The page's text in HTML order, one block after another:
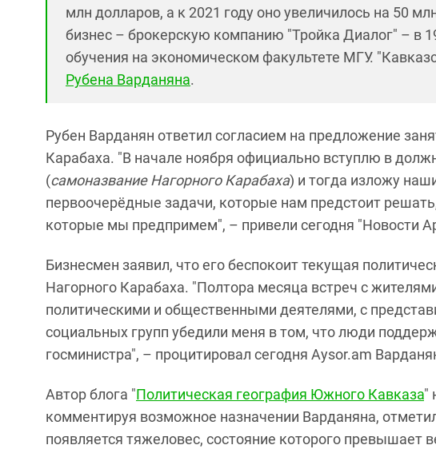
млн долларов, а к 2021 году оно увеличилось на 50
бизнес – брокерскую компанию "Тройка Диалог" – в
обучения на экономическом факультете МГУ.
Рубена Варданяна.
Рубен Варданян ответил согласием на предложение
Карабаха. "В начале ноября официально вступлю в
(самоназвание Нагорного Карабаха) и тогда изложу
первоочерёдные задачи, которые нам предстоит
которые мы предпримем", – привели сегодня "Новости
Бизнесмен заявил, что его беспокоит текущая
Нагорного Карабаха. "Полтора месяца встреч с
политическими и общественными деятелями, с
социальных групп убедили меня в том, что люди
госминистра", – процитировал сегодня Aysor.am
Автор блога "Политическая география Южного Кавказа"
комментируя возможное назначении Варданяна,
появляется тяжеловес, состояние которого превышает